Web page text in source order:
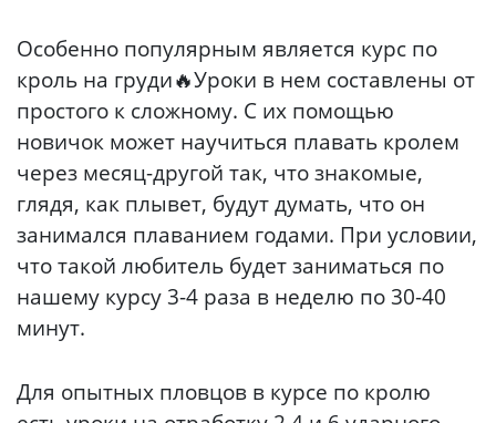
Особенно популярным является курс по
кроль на груди🔥Уроки в нем составлены от
простого к сложному. С их помощью
новичок может научиться плавать кролем
через месяц-другой так, что знакомые,
глядя, как плывет, будут думать, что он
занимался плаванием годами. При условии,
что такой любитель будет заниматься по
нашему курсу 3-4 раза в неделю по 30-40
минут.
Для опытных пловцов в курсе по кролю